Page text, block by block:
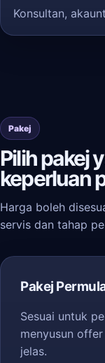
Konsultan,
Pakej
Pilih pakej
keperluan
Harga boleh
servis dan tahap
Pakej
Sesuai untuk
menyusun
jelas.